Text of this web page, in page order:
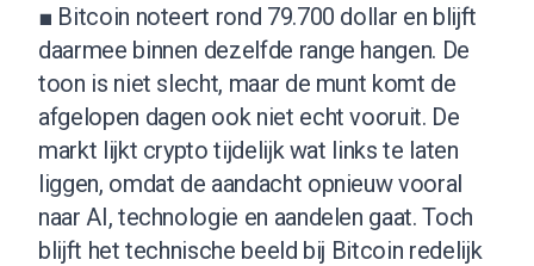
■ Bitcoin noteert rond 79.700 dollar en blijft
daarmee binnen dezelfde range hangen. De
toon is niet slecht, maar de munt komt de
afgelopen dagen ook niet echt vooruit. De
markt lijkt crypto tijdelijk wat links te laten
liggen, omdat de aandacht opnieuw vooral
naar AI, technologie en aandelen gaat. Toch
blijft het technische beeld bij Bitcoin redelijk